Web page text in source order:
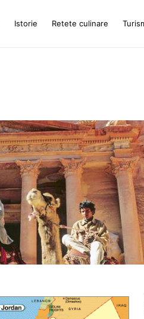
Istorie Retete culinare